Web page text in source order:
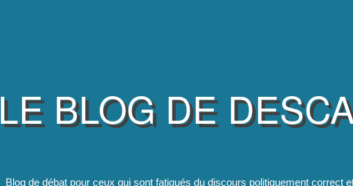
LE BLOG DE
Blog de débat pour ceux qui sont fatigués du discours politiquement correct